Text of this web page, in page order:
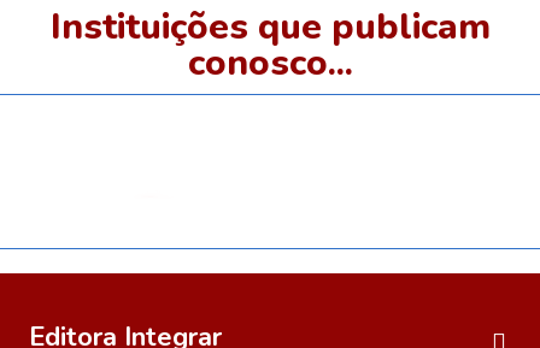
Instituições que publicam
conosco...
Editora Integrar